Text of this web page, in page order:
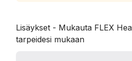
Lisäykset - Mukauta FLEX
tarpeidesi mukaan